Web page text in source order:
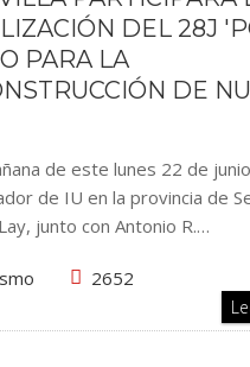
DEL 28J
PARA LA
DE
de este lunes 22 de
de IU en la provincia de
junto con Antonio R.…
2652